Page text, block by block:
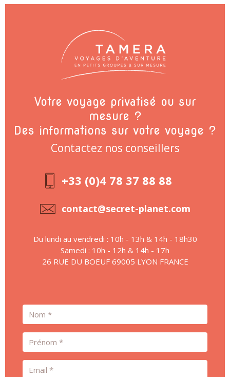
Votre voyage privatisé ou sur
mesure ?
Des informations sur votre voyage ?
Contactez nos conseillers
+33 (0)4 78 37 88 88
contact@secret-planet.com
Du lundi au vendredi : 10h - 13h & 14h - 18h30
Samedi : 10h - 12h & 14h - 17h
26 RUE DU BOEUF 69005 LYON FRANCE
Nom
Prénom
Email